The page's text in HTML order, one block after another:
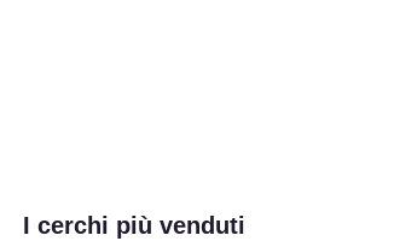
I cerchi più venduti